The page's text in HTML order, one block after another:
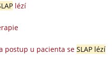
lézí
postup u pacienta se SLAP lézí